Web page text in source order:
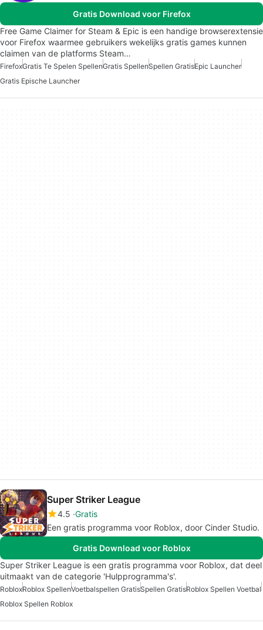
Gratis Download voor Firefox
Free Game Claimer for Steam & Epic is een handige browserextensie
voor Firefox waarmee gebruikers wekelijks gratis games kunnen
claimen van de platforms Steam…
FirefoxGratis Te Spelen SpellenGratis SpellenSpellen GratisEpic Launcher
Gratis Epische Launcher
Super Striker League
4.5 Gratis
Een gratis programma voor Roblox, door Cinder Studio.
Gratis Download voor Roblox
Super Striker League is een gratis programma voor Roblox, dat deel
uitmaakt van de categorie 'Hulpprogramma's'.
RobloxRoblox SpellenVoetbalspellen GratisSpellen GratisRoblox Spellen Voetbal
Roblox Spellen Roblox